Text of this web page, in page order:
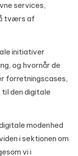
services,
tværs af
initiativer
og hvornår de
forretningscases,
den digitale
modenhed
i sektionen om
vi i